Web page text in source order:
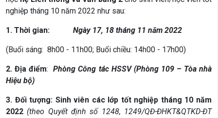
nghiệp tháng 10 năm 2022 như sau:
1. Thời gian: Ngày 17, 18 tháng 11 năm 2022
(Buổi sáng: 8h00 - 11h00; Buổi chiều: 14h00 - 17h00)
2. Địa điểm:Phòng Công tác HSSV (Phòng 109 – Tòa nhà
Hiệu bộ)
3. Đối tượng: Sinh viên các lớp tốt nghiệp tháng 10 năm
2022 (theo Quyết định số 1248, 1249/QĐ-ĐHKT&QTKD-ĐT